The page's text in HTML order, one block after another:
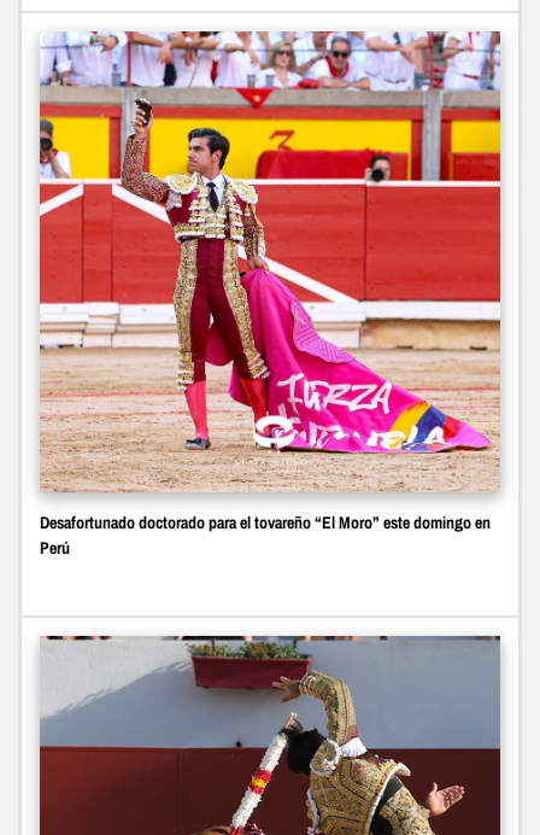
Desafortunado doctorado para el tovareño “El Moro” este domingo en
Perú